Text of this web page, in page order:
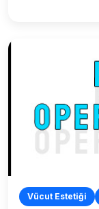
Vücut Estetiği